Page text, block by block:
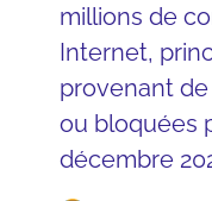
millions de
Internet,
provenant
ou bloquées
décembre